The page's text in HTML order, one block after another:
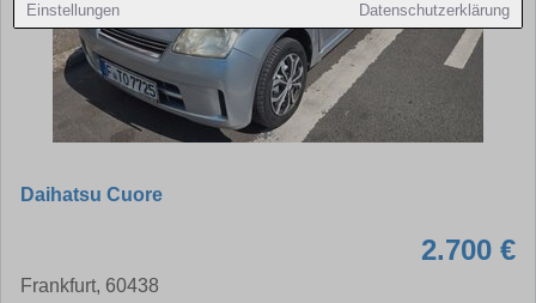
Einstellungen Datenschutzerklärung
Daihatsu Cuore
2.700 €
Frankfurt, 60438